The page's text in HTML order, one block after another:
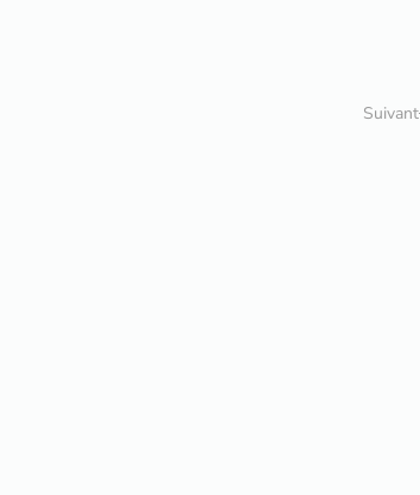
Suivant